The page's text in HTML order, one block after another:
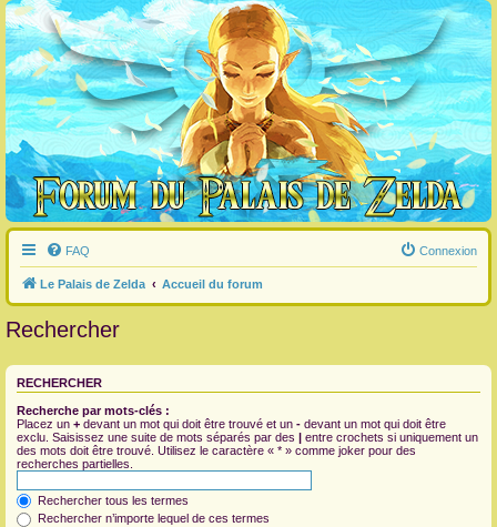
FAQ Connexion
Le Palais de Zelda Accueil du forum
Rechercher
RECHERCHER
Recherche par mots-clés :
Placez un + devant un mot qui doit être trouvé et un - devant un mot qui doit être
exclu. Saisissez une suite de mots séparés par des | entre crochets si uniquement un
des mots doit être trouvé. Utilisez le caractère « * » comme joker pour des
recherches partielles.
Rechercher tous les termes
Rechercher n’importe lequel de ces termes